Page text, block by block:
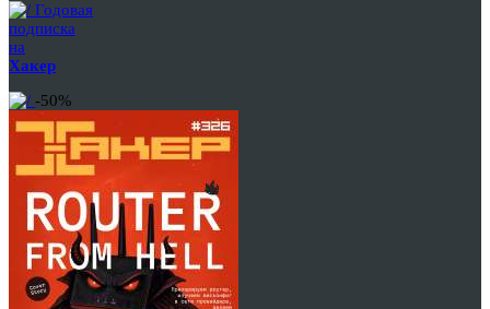
Годовая
подписка
на
Хакер
-50%